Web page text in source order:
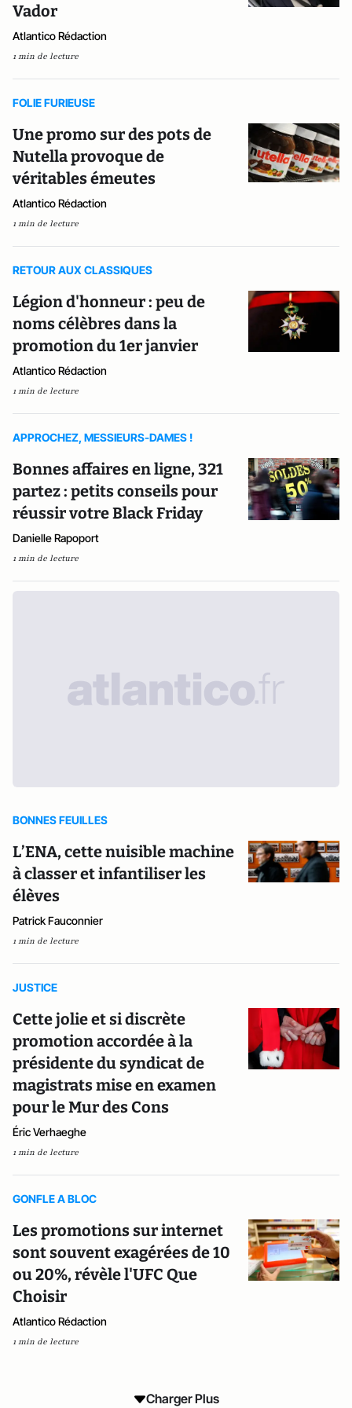
Vador
Atlantico Rédaction
1 min de lecture
FOLIE FURIEUSE
Une promo sur des pots de
Nutella provoque de
véritables émeutes
Atlantico Rédaction
1 min de lecture
RETOUR AUX CLASSIQUES
Légion d'honneur : peu de
noms célèbres dans la
promotion du 1er janvier
Atlantico Rédaction
1 min de lecture
APPROCHEZ, MESSIEURS-DAMES !
Bonnes affaires en ligne, 321
partez : petits conseils pour
réussir votre Black Friday
Danielle Rapoport
1 min de lecture
BONNES FEUILLES
L’ENA, cette nuisible machine
à classer et infantiliser les
élèves
Patrick Fauconnier
1 min de lecture
JUSTICE
Cette jolie et si discrète
promotion accordée à la
présidente du syndicat de
magistrats mise en examen
pour le Mur des Cons
Éric Verhaeghe
1 min de lecture
GONFLE A BLOC
Les promotions sur internet
sont souvent exagérées de 10
ou 20%, révèle l'UFC Que
Choisir
Atlantico Rédaction
1 min de lecture
Charger Plus